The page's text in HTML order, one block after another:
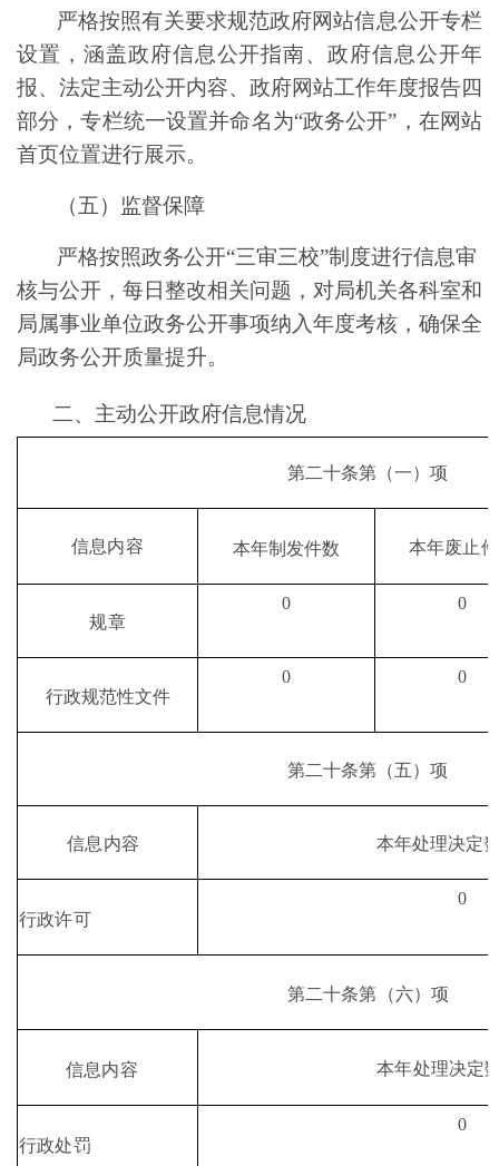
严格按照有关要求规范政府网站信息公开专栏
设置，涵盖政府信息公开指南、政府信息公开年
报、法定主动公开内容、政府网站工作年度报告四
部分，专栏统一设置并命名为“政务公开”，在网站
首页位置进行展示。
（五） 监督保障
严格按照政务公开“三审三校”制度进行信息审
核与公开， 每日整改相关问题 ，对局机关各科室和
局属事业单位政务公开事项纳入年度考核，确保全
局政务公开质量提升。
二、主动公开政府信息情况
第二十条第 （一）项
信息内容 本年制发件数 本年废止
规章
0 0
行政规范性文件
0 0
第二十条第 （五）项
信息内容 本年处理决定
行政许可
0
第二十条第（六）项
信息内容 本年处理决定
行政处罚
0